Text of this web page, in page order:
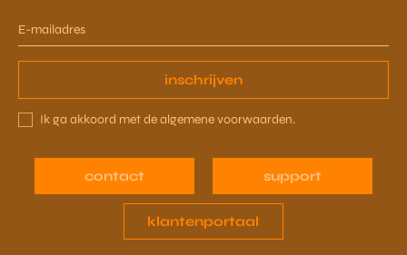
inschrijven
Ik ga akkoord met de algemene voorwaarden.
contact support
klantenportaal